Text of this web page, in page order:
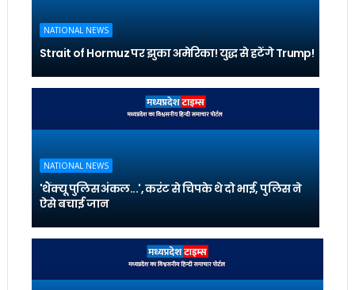
NATIONAL NEWS
Strait of Hormuz पर झुका अमेरिका! युद्ध से हटेंगे Trump!
NATIONAL NEWS
'थैंक्यू पुलिस अंकल...', करंट से चिपके थे दो भाई, पुलिस ने
ऐसे बचाई जान